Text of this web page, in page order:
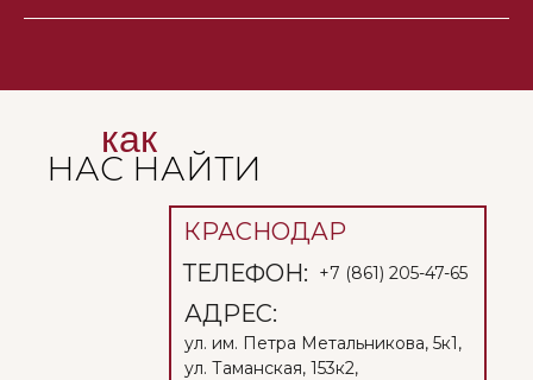
как
НАС НАЙТИ
АДРЕС:
ТЕЛЕФОН:
КРАСНОДАР
ул. им. Петра Метальникова, 5к1,
ул. Таманская, 153к2,
+7 (861) 205-47-65